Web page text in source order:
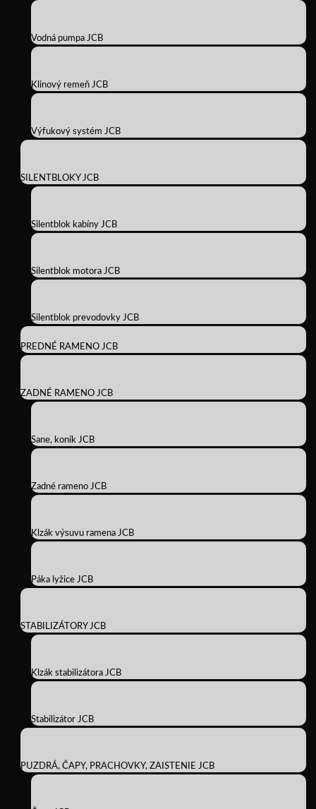
Vodná pumpa JCB
Klinový remeň JCB
Výfukový systém JCB
SILENTBLOKY JCB
Silentblok kabíny JCB
Silentblok motora JCB
Silentblok prevodovky JCB
PREDNÉ RAMENO JCB
ZADNÉ RAMENO JCB
Sane, koník JCB
Zadné rameno JCB
Klzák výsuvu ramena JCB
Páka lyžice JCB
STABILIZÁTORY JCB
Klzák stabilizátora JCB
Stabilizátor JCB
PUZDRÁ, ČAPY, PRACHOVKY, ZAISTENIE JCB